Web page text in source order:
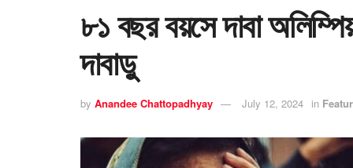
৮১ বছর বয়সে দাবা
দাবাড়ু
by Anandee Chattopadhyay July 12, 2024 in